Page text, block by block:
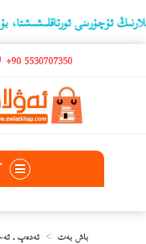
ئورتاقلىشىشتا، بۇ يەرنى
+90 5530707350
باش بەت ئەدەپ ـ